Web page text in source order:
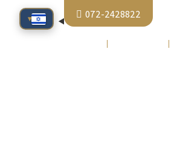
072-2428822
▾